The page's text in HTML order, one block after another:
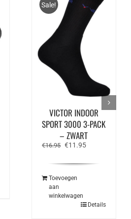
Sale!
VICTOR INDOOR
SPORT 3000 3-PACK
– ZWART
€16.95 Oorspronkelijke
€11.95Huidige
Toevoegen
aan
winkelwagen
Details